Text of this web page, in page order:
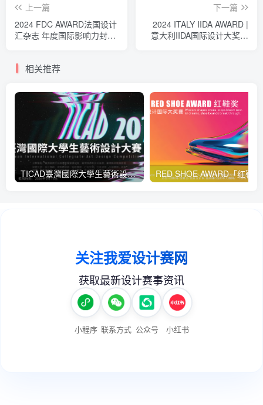
上一篇
2024 FDC AWARD法国设计
汇杂志 年度国际影响力封面
下一篇
2024 ITALY IIDA AWARD |
意大利IIDA国际设计大奖作
相关推荐
TICAD臺灣國際大學生藝術設計大賽